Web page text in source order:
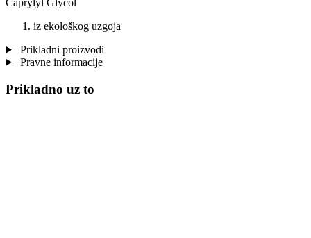
Caprylyl Glycol
iz ekološkog uzgoja
Prikladni proizvodi
Pravne informacije
Prikladno uz to